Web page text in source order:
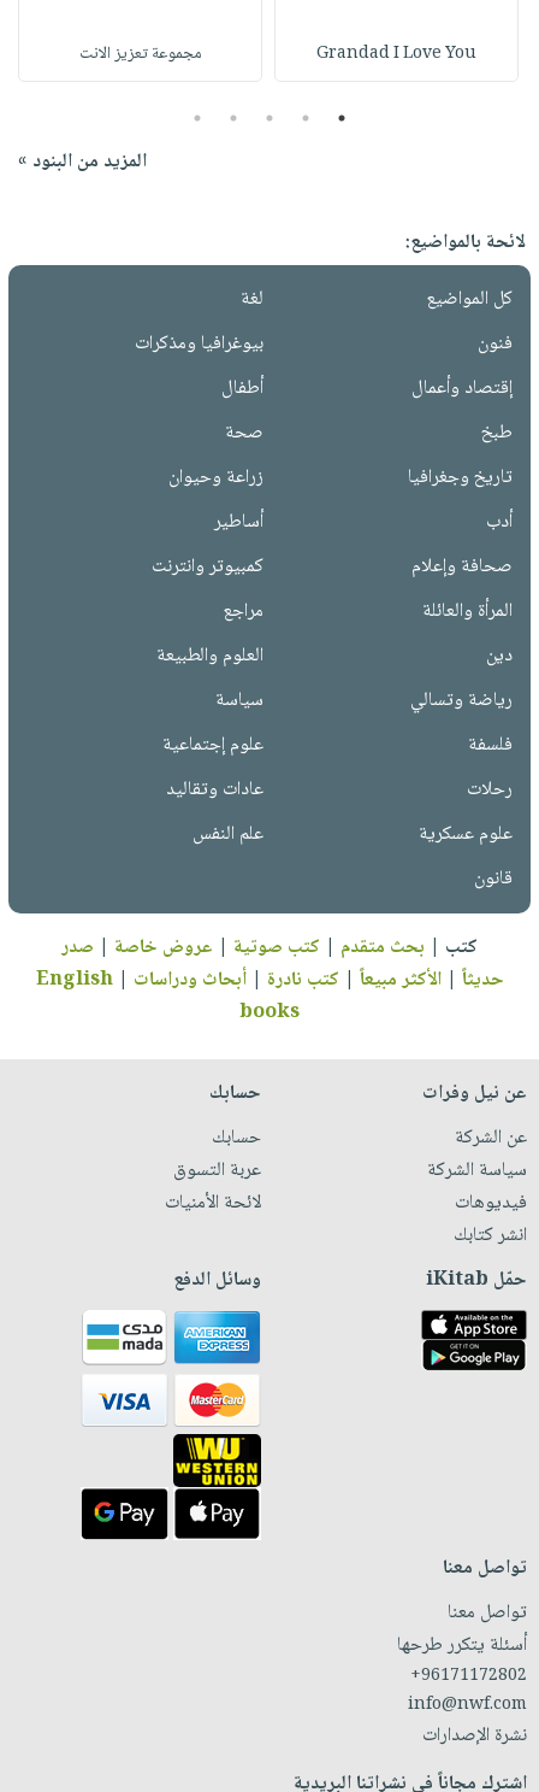
Grandad I Love You مجموعة تعزيز الانت
1
2
3
4
5
المزيد من البنود »
لائحة بالمواضيع:
كل المواضيع
لغة
فنون
بيوغرافيا ومذكرات
إقتصاد وأعمال
أطفال
طبخ
صحة
تاريخ وجغرافيا
زراعة وحيوان
أدب
أساطير
صحافة وإعلام
كمبيوتر وانترنت
المرأة والعائلة
مراجع
دين
العلوم والطبيعة
رياضة وتسالي
سياسة
فلسفة
علوم إجتماعية
رحلات
عادات وتقاليد
علوم عسكرية
علم النفس
قانون
كتب | بحث متقدم | كتب صوتية | عروض خاصة | صدر
حديثاً |الأكثر مبيعاً | كتب نادرة |أبحاث ودراسات |
English
books
عن نيل وفرات
عن الشركة
سياسة الشركة
فيديوهات
انشر كتابك
حسابك
حسابك
عربة التسوق
لائحة الأمنيات
حمّل iKitab وسائل الدفع
تواصل معنا
تواصل معنا
أسئلة يتكرر طرحها
+96171172802
info@nwf.com
نشرة الإصدارات
اشترك مجاناً في نشراتنا البريدية